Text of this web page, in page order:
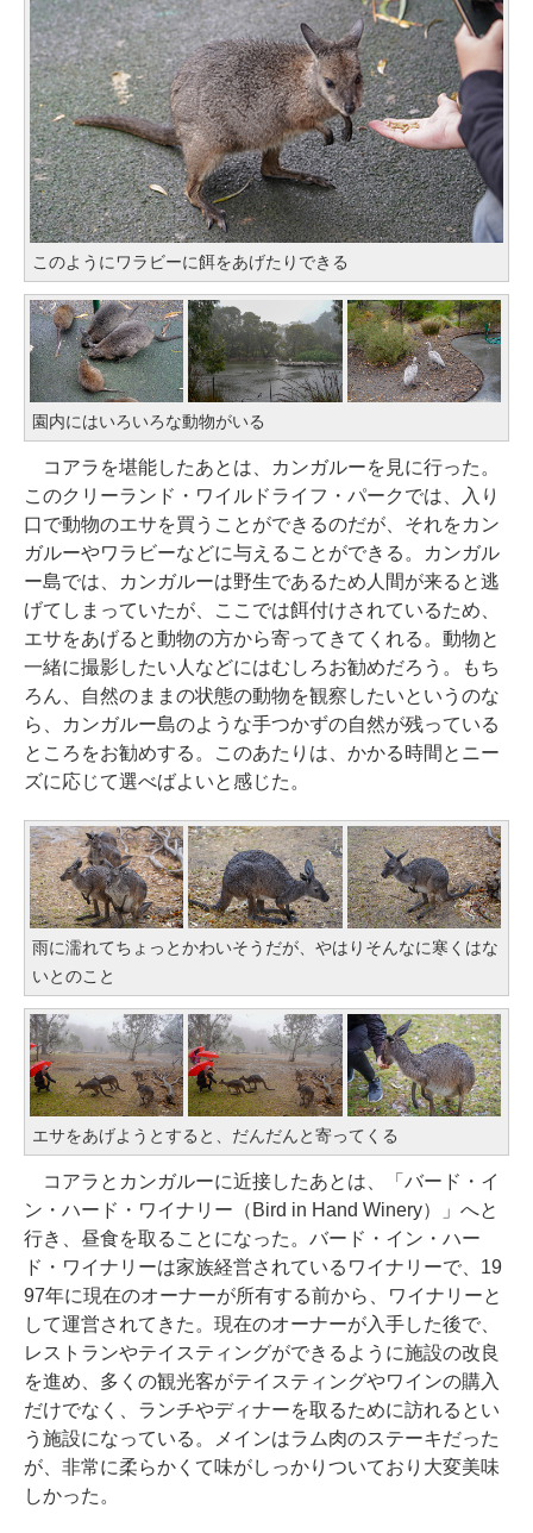
このようにワラビーに餌をあげたりできる
園内にはいろいろな動物がいる
コアラを堪能したあとは、カンガルーを見に行った。
このクリーランド・ワイルドライフ・パークでは、入り
口で動物のエサを買うことができるのだが、それをカン
ガルーやワラビーなどに与えることができる。カンガル
ー島では、カンガルーは野生であるため人間が来ると逃
げてしまっていたが、ここでは餌付けされているため、
エサをあげると動物の方から寄ってきてくれる。動物と
一緒に撮影したい人などにはむしろお勧めだろう。もち
ろん、自然のままの状態の動物を観察したいというのな
ら、カンガルー島のような手つかずの自然が残っている
ところをお勧めする。このあたりは、かかる時間とニー
ズに応じて選べばよいと感じた。
雨に濡れてちょっとかわいそうだが、やはりそんなに寒くはな
いとのこと
エサをあげようとすると、だんだんと寄ってくる
コアラとカンガルーに近接したあとは、「バード・イ
ン・ハード・ワイナリー（Bird in Hand Winery）」へと
行き、昼食を取ることになった。バード・イン・ハー
ド・ワイナリーは家族経営されているワイナリーで、19
97年に現在のオーナーが所有する前から、ワイナリーと
して運営されてきた。現在のオーナーが入手した後で、
レストランやテイスティングができるように施設の改良
を進め、多くの観光客がテイスティングやワインの購入
だけでなく、ランチやディナーを取るために訪れるとい
う施設になっている。メインはラム肉のステーキだった
が、非常に柔らかくて味がしっかりついており大変美味
しかった。